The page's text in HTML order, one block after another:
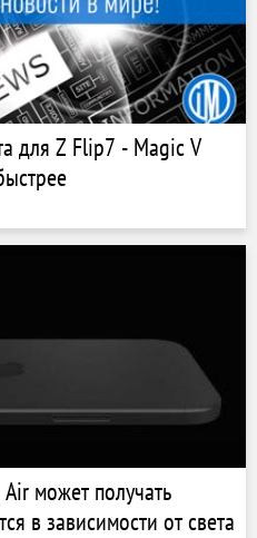
для Z Flip7 - Magic V
может получать
в зависимости от света